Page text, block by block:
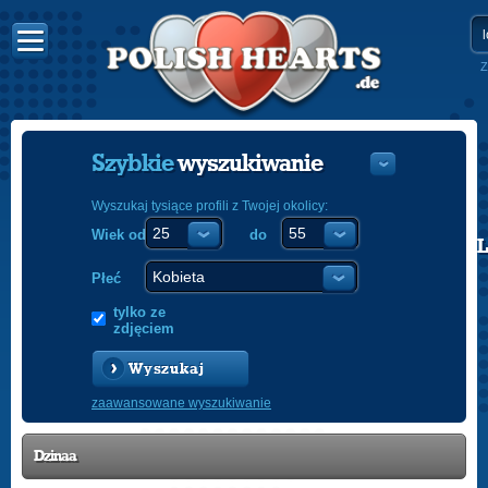
POLISH
Szybkiewyszukiwanie
Wyszukaj tysiące profili z Twojej okolicy:
Wiek od do
Płeć
tylko ze
zdjęciem
Wyszukaj
zaawansowane wyszukiwanie
Dzinaa